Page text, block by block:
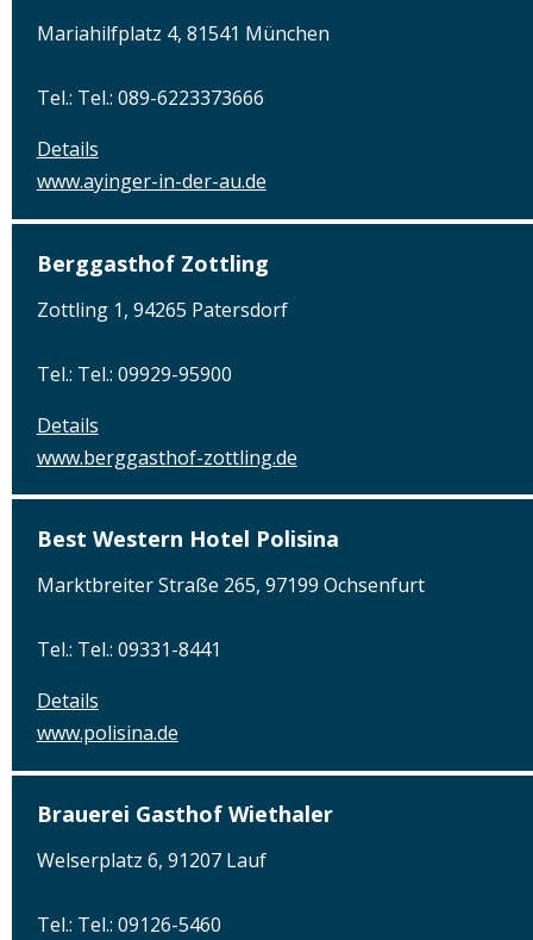
Mariahilfplatz 4, 81541 München
Tel.: Tel.: 089-6223373666
Details
www.ayinger-in-der-au.de
Berggasthof Zottling
Zottling 1, 94265 Patersdorf
Tel.: Tel.: 09929-95900
Details
www.berggasthof-zottling.de
Best Western Hotel Polisina
Marktbreiter Straße 265, 97199 Ochsenfurt
Tel.: Tel.: 09331-8441
Details
www.polisina.de
Brauerei Gasthof Wiethaler
Welserplatz 6, 91207 Lauf
Tel.: Tel.: 09126-5460